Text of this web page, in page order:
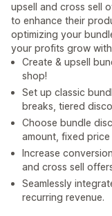
upsell and cross sell
to enhance their
optimizing your
your profits grow
Create & upsell
shop!
Set up classic
breaks, tiered
Choose bundle
amount, fixed price
Increase
and cross sell
Seamlessly
recurring revenue.